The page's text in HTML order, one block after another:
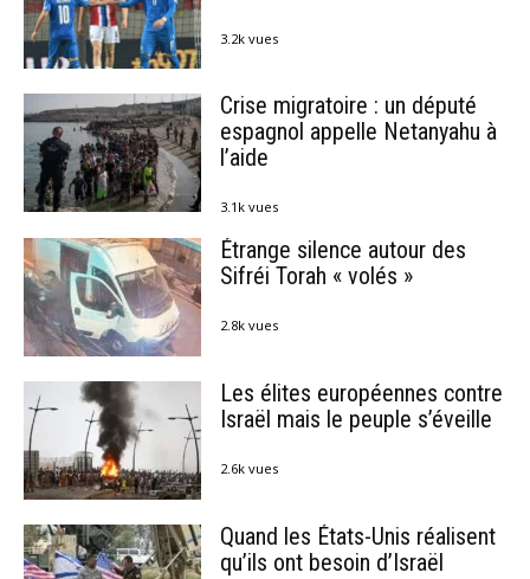
3.2k vues
Crise migratoire : un député
espagnol appelle Netanyahu à
l’aide
3.1k vues
Étrange silence autour des
Sifréi Torah « volés »
2.8k vues
Les élites européennes contre
Israël mais le peuple s’éveille
2.6k vues
Quand les États-Unis réalisent
qu’ils ont besoin d’Israël